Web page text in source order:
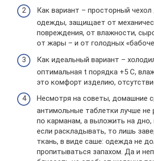
Как вариант – просторный чехол
одежды, защищает от
повреждения, от влажности,
от жары – и от голодных
Как идеальный вариант –
оптимальная t порядка +5 С,
это комфорт изделию,
Несмотря на советы, домашние
антимольные таблетки лучше не
по карманам, а выложить на
если раскладывать, то лишь
ткань, в виде саше: одежда не
пропитываться запахом. Да и